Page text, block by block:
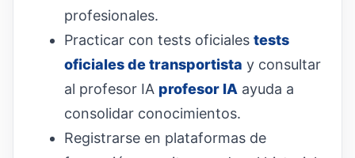
profesionales.
Practicar con tests oficiales tests
oficiales de transportista y consultar
al profesor IA profesor IA ayuda a
consolidar conocimientos.
Registrarse en plataformas de